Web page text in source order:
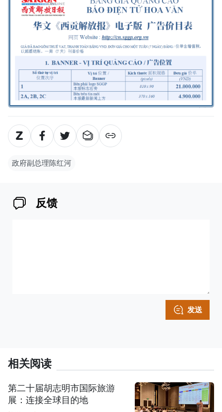
政府副总理陈红河
反馈
发送
相关阅读
第二十届胡志明市国际旅游
展：连接全球目的地